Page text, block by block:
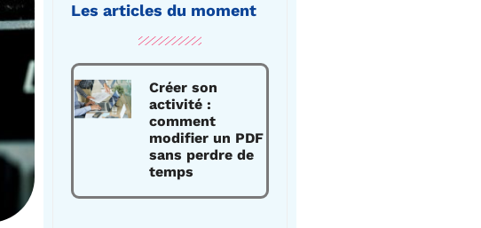
Les articles du moment
Créer son
activité :
comment
modifier un PDF
sans perdre de
temps